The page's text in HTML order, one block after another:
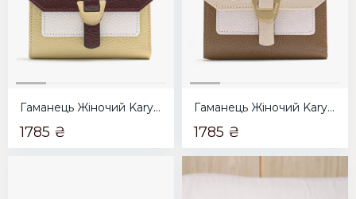
Гаманець Жіночий Karya бежевий з бордовим
1785 ₴
Гаманець Жіночий Karya коричневий з бежевим
1785 ₴